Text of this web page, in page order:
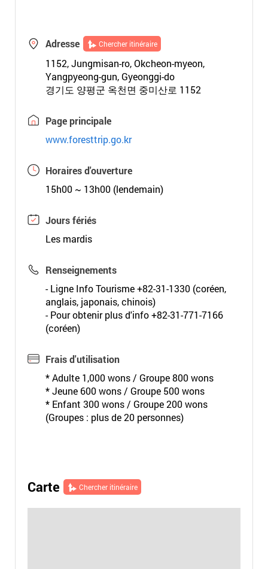
Adresse Chercher itinéraire
1152, Jungmisan-ro, Okcheon-myeon,
Yangpyeong-gun, Gyeonggi-do
경기도 양평군 옥천면 중미산로 1152
Page principale
www.foresttrip.go.kr
Horaires d'ouverture
15h00 ~ 13h00 (lendemain)
Jours fériés
Les mardis
Renseignements
- Ligne Info Tourisme +82-31-1330 (coréen,
anglais, japonais, chinois)
- Pour obtenir plus d'info +82-31-771-7166
(coréen)
Frais d'utilisation
* Adulte 1,000 wons / Groupe 800 wons
* Jeune 600 wons / Groupe 500 wons
* Enfant 300 wons / Groupe 200 wons
(Groupes : plus de 20 personnes)
Carte Chercher itinéraire